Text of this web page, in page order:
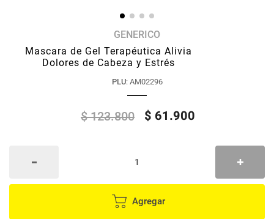
GENERICO
Mascara de Gel Terapéutica Alivia
Dolores de Cabeza y Estrés
PLU: AM02296
$ 123.800 $ 61.900
Agregar